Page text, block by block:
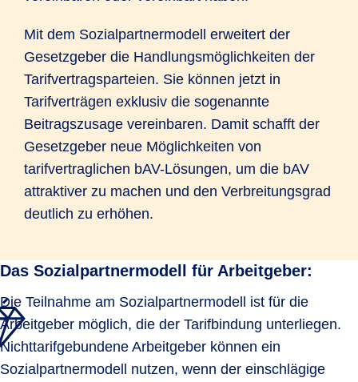
Mit dem Sozialpartnermodell erweitert der
Gesetzgeber die Handlungsmöglichkeiten der
Tarifvertragsparteien. Sie können jetzt in
Tarifverträgen exklusiv die sogenannte
Beitragszusage vereinbaren. Damit schafft der
Gesetzgeber neue Möglichkeiten von
tarifvertraglichen bAV-Lösungen, um die bAV
attraktiver zu machen und den Verbreitungsgrad
deutlich zu erhöhen.
Das Sozialpartnermodell für Arbeitgeber:
Die Teilnahme am Sozialpartnermodell ist für die
Arbeitgeber möglich, die der Tarifbindung unterliegen.
Nichttarifgebundene Arbeitgeber können ein
Sozialpartnermodell nutzen, wenn der einschlägige